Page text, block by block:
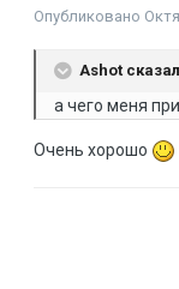
Опубликовано
Ashot
а чего меня
Очень хорошо